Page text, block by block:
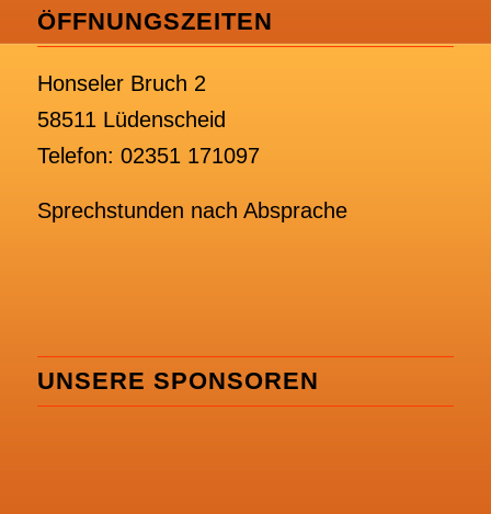
ÖFFNUNGSZEITEN
Honseler Bruch 2
58511 Lüdenscheid
Telefon: 02351 171097
Sprechstunden nach Absprache
UNSERE SPONSOREN